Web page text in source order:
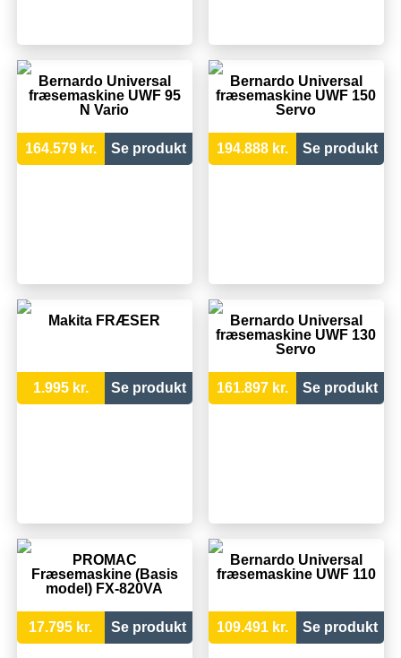
Bernardo Universal
fræsemaskine UWF 95
N Vario
164.579 kr. Se produkt
Bernardo Universal
fræsemaskine UWF 150
Servo
194.888 kr. Se produkt
Makita FRÆSER
1.995 kr. Se produkt
Bernardo Universal
fræsemaskine UWF 130
Servo
161.897 kr. Se produkt
PROMAC
Fræsemaskine (Basis
model) FX-820VA
17.795 kr. Se produkt
Bernardo Universal
fræsemaskine UWF 110
109.491 kr. Se produkt